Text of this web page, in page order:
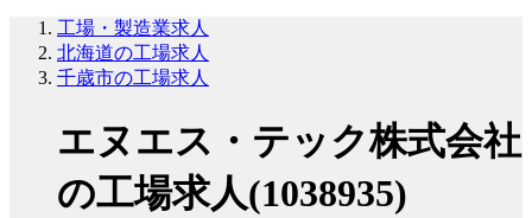
工場・製造業求人
北海道の工場求人
千歳市の工場求人
エヌエス・テック株式会社
の工場求人(1038935)